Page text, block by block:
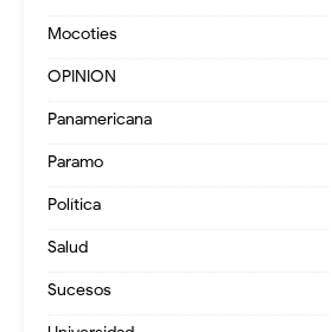
Mocoties
OPINION
Panamericana
Paramo
Política
Salud
Sucesos